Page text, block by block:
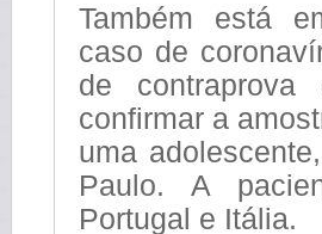
Também está
caso de
de contraprova
confirmar a
uma
Paulo. A
Portugal e Itália.